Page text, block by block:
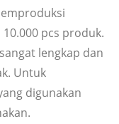
pcs produk.
lengkap dan
Untuk
digunakan